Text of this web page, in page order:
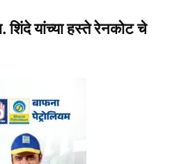
शिंदे यांच्या हस्ते रेनकोट चे